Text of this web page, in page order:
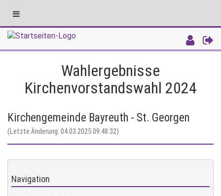
Toggle
navigation
Wahlergebnisse
Kirchenvorstandswahl 2024
Kirchengemeinde Bayreuth - St. Georgen
(Letzte Änderung: 04.03.2025 09:48:32)
Navigation